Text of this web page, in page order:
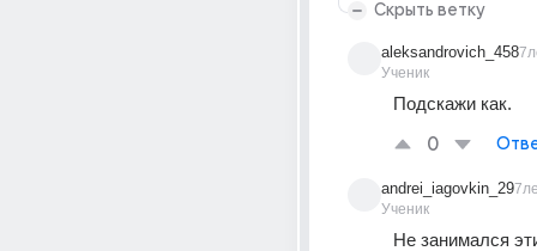
Скрыть ветку
aleksandrovich_458
Ученик
Подскажи как.
0
andrei_iagovkin_29
Ученик
Не занимался